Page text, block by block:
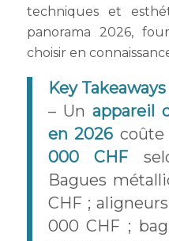
techniques et
panorama 2026,
choisir en
Key Takeaways
– Un appareil
en 2026
000 CHF
Bagues
CHF ;
000 CHF ;